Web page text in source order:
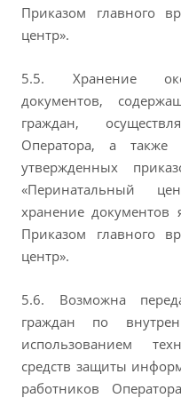
Приказом главного
центр».
5.5. Хранение
документов,
граждан,
Оператора, а также
утвержденных
«Перинатальный
хранение документов
Приказом главного
центр».
5.6. Возможна
граждан по
использованием
средств защиты
работников